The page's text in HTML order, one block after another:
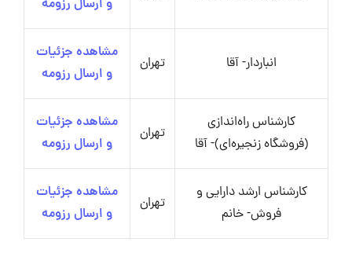
و ارسال رزومه
انباردار- آقا تهران
مشاهده جزئیات
و ارسال رزومه
کارشناس راه‌اندازی
(فروشگاه زنجیره‌ای)- آقا
تهران
مشاهده جزئیات
و ارسال رزومه
کارشناس ارشد دارایی و
فروش- خانم
تهران
مشاهده جزئیات
و ارسال رزومه